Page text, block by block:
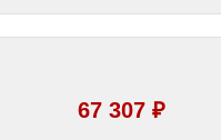
67 307 ₽